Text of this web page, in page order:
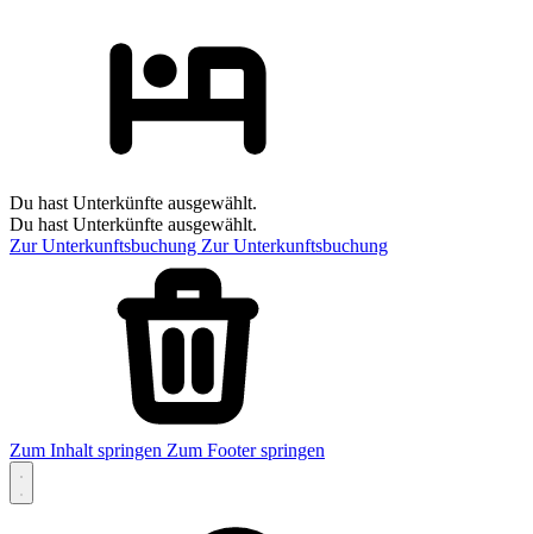
Du hast Unterkünfte ausgewählt.
Du hast Unterkünfte ausgewählt.
Zur Unterkunftsbuchung Zur Unterkunftsbuchung
Zum Inhalt springen Zum Footer springen